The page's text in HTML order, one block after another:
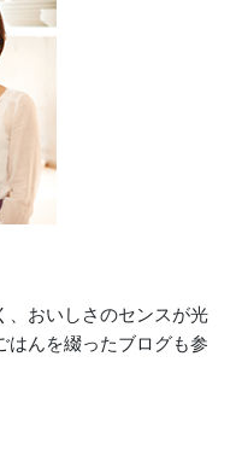
、おいしさのセンスが光
はんを綴ったブログも参